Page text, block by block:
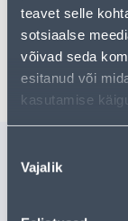
teavet selle
sotsiaalse
võivad seda
esitanud või
kasutamise
valik
Vajalik
Tarne
Poest